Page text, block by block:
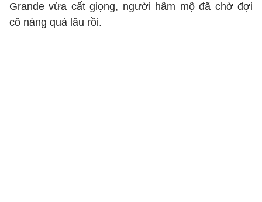
Grande vừa cất giọng, người hâm mộ đã chờ đợi
cô nàng quá lâu rồi.